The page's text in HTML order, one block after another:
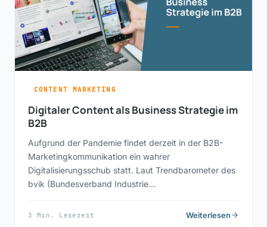
CONTENT MARKETING
Digitaler Content als Business Strategie im
B2B
Aufgrund der Pandemie findet derzeit in der B2B-
Marketingkommunikation ein wahrer
Digitalisierungsschub statt. Laut Trendbarometer des
bvik (Bundesverband Industrie…
3 Min. Lesezeit Weiterlesen